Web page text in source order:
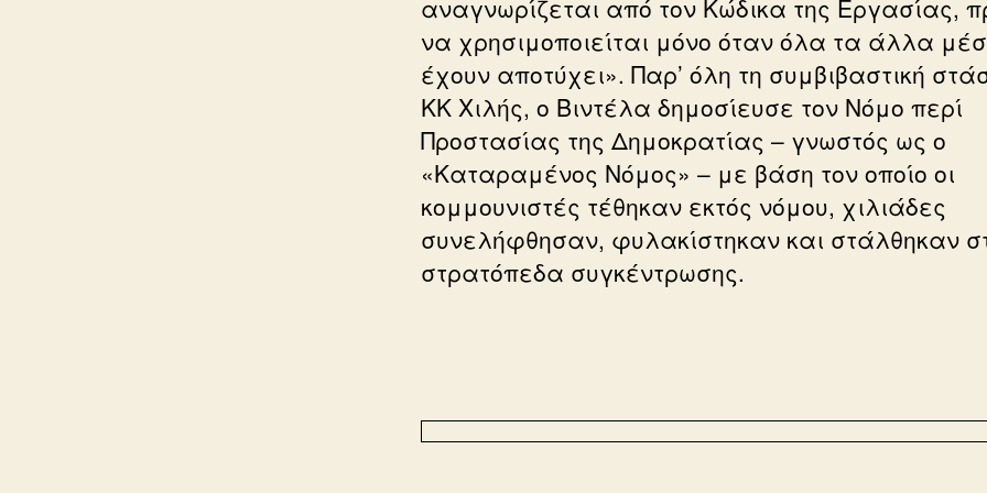
αναγνωρίζεται από τον Κώδικα της Εργασίας,
να χρησιμοποιείται μόνο όταν όλα τα άλλα
έχουν αποτύχει». Παρ’ όλη τη συμβιβαστική
ΚΚ Χιλής, ο Βιντέλα δημοσίευσε τον Νόμο περί
Προστασίας της Δημοκρατίας – γνωστός ως ο
«Καταραμένος Νόμος» – με βάση τον οποίο οι
κομμουνιστές τέθηκαν εκτός νόμου, χιλιάδες
συνελήφθησαν, φυλακίστηκαν και στάλθηκαν
στρατόπεδα συγκέντρωσης.